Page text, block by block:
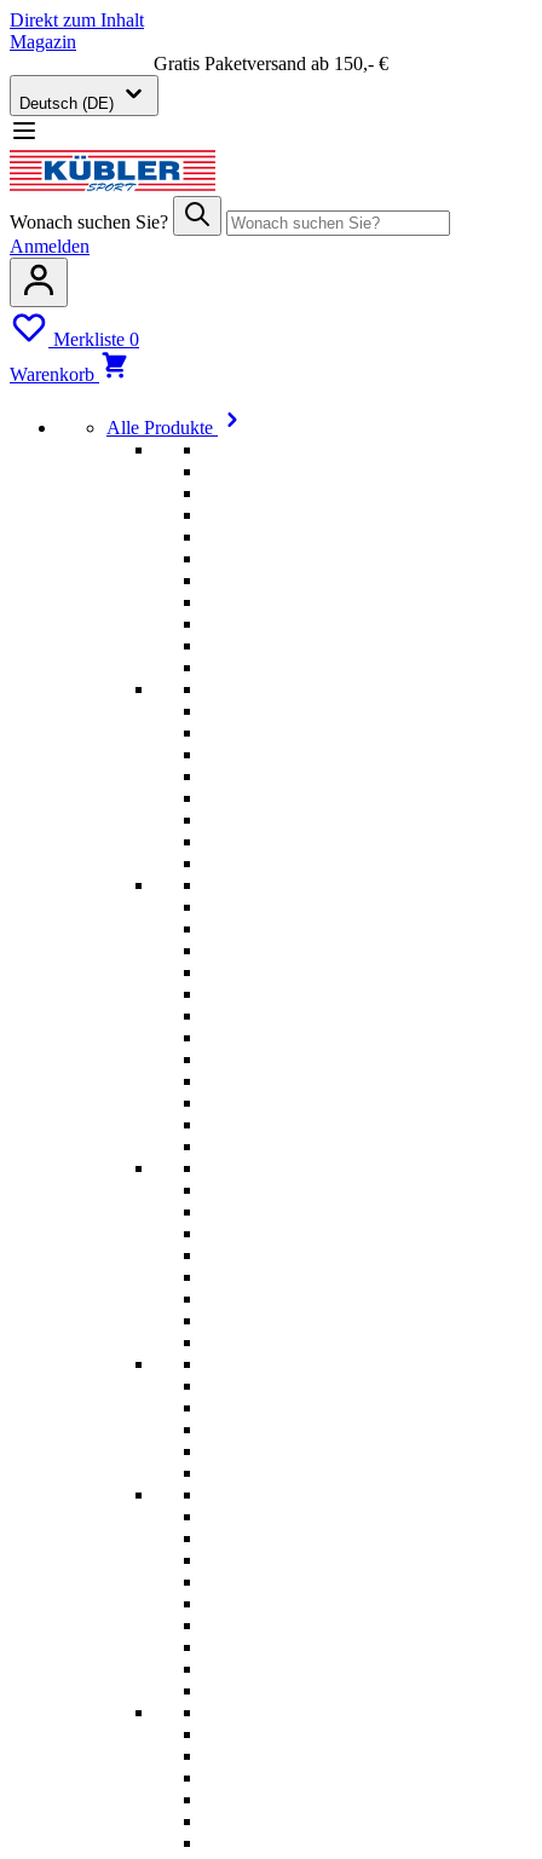
Direkt zum Inhalt
Magazin
Gratis Paketversand ab 150,- €
Deutsch (DE)
Wonach suchen Sie?
Anmelden
Merkliste 0
Warenkorb
Alle Produkte